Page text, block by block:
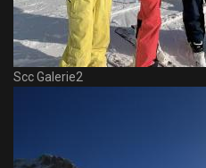
Scc Galerie2